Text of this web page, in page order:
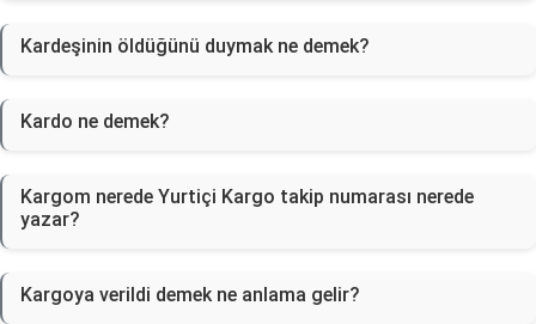
Kardeşinin öldüğünü duymak ne demek?
Kardo ne demek?
Kargom nerede Yurtiçi Kargo takip numarası nerede
yazar?
Kargoya verildi demek ne anlama gelir?